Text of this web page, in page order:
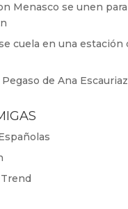
Menasco se unen
cuela en una estación
de Ana